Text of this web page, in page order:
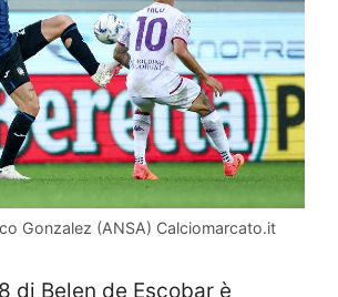
Gonzalez (ANSA) Calciomarcato.it
di Belen de Escobar è